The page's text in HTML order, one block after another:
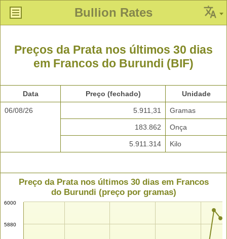
Bullion Rates
Preços da Prata nos últimos 30 dias
em Francos do Burundi (BIF)
Data Preço (fechado) Unidade
06/08/26 5.911,31 Gramas
183.862 Onça
5.911.314 Kilo
Preço da Prata nos últimos 30 dias em Francos
do Burundi (preço por gramas)
5880
6000